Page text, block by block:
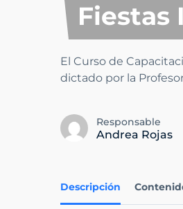
Fiestas
El Curso de
dictado por la
Responsable
Andrea Rojas
Descripción